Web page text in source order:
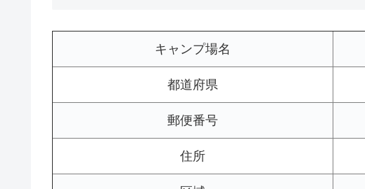
キャンプ場名
都道府県
郵便番号
住所